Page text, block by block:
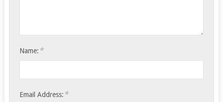
Name: *
Email Address: *